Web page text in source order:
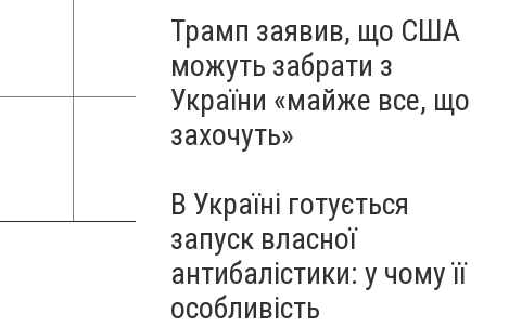
Трамп заявив, що США
можуть забрати з
України «майже все, що
захочуть»
В Україні готується
запуск власної
антибалістики: у чому її
особливість